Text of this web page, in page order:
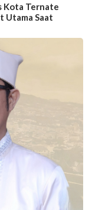
Kota Ternate
Utama Saat